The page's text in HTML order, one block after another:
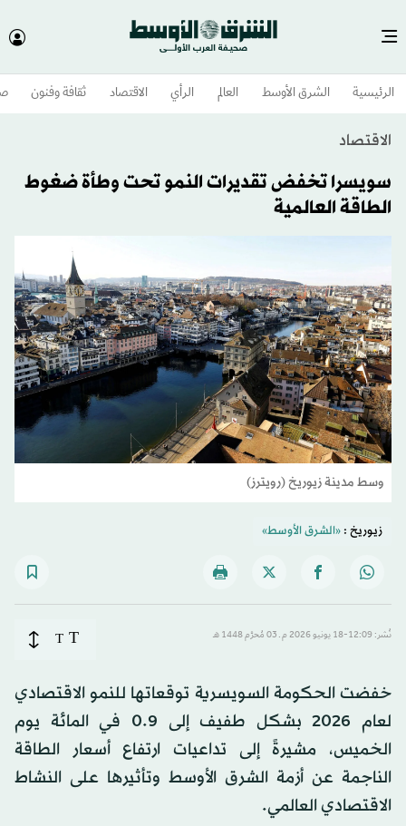
الرئيسية الشرق الأوسط​ العالم الرأي الاقتصاد ثقافة وفنون
الاقتصاد
سويسرا تخفض تقديرات النمو تحت وطأة ضغوط
الطاقة العالمية
وسط مدينة زيوريخ (رويترز)
زيوريخ :«الشرق الأوسط»
نُشر: 12:09-18 يونيو 2026 م ـ 03 مُحرَّم 1448 هـ T
T
خفضت الحكومة السويسرية توقعاتها للنمو الاقتصادي
لعام 2026 بشكل طفيف إلى 0.9 في المائة يوم
الخميس، مشيرةً إلى تداعيات ارتفاع أسعار الطاقة
الناجمة عن أزمة الشرق الأوسط وتأثيرها على النشاط
الاقتصادي العالمي.